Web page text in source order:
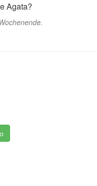
Agata?